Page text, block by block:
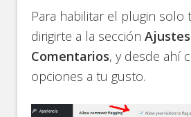
Para habilitar el plugin solo
dirigirte a la secciónAjustes
Comentarios, y desde ahí
opciones a tu gusto.